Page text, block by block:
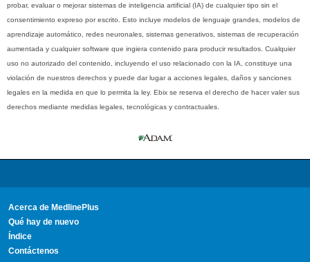
probar, evaluar o mejorar sistemas de inteligencia artificial (IA) de cualquier tipo sin el
consentimiento expreso por escrito. Esto incluye modelos de lenguaje grandes, modelos de
aprendizaje automático, redes neuronales, sistemas generativos, sistemas de recuperación
aumentada y cualquier software que ingiera contenido para producir resultados. Cualquier
uso no autorizado del contenido, incluyendo el uso relacionado con la IA, constituye una
violación de nuestros derechos y puede dar lugar a acciones legales, daños y sanciones
legales en la medida en que lo permita la ley. Ebix se reserva el derecho de hacer valer sus
derechos mediante medidas legales, tecnológicas y contractuales.
Acerca de MedlinePlus
Qué hay de nuevo
Índice
Contáctenos